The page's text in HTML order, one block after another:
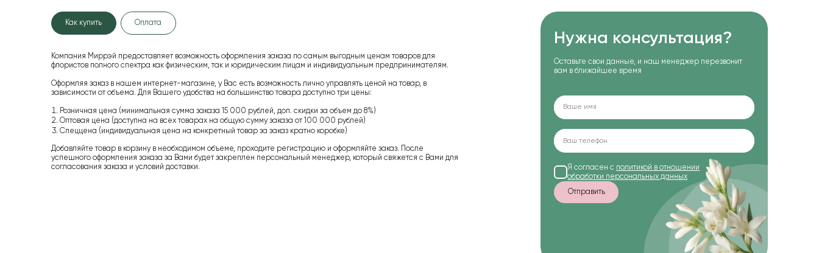
Как купить Оплата
Компания Миррэй предоставляет возможность оформления заказа по самым выгодным ценам товаров для
флористов полного спектра как физическим, так и юридическим лицам и индивидуальным предпринимателям.
Оформляя заказ в нашем интернет-магазине, у Вас есть возможность лично управлять ценой на товар, в
зависимости от объема. Для Вашего удобства на большинство товара доступно три цены:
Розничная цена (минимальная сумма заказа 15 000 рублей, доп. скидки за объем до 8%)
Оптовая цена (доступна на всех товарах на общую сумму заказа от 100 000 рублей)
Спеццена (индивидуальная цена на конкретный товар за заказ кратно коробке)
Добавляйте товар в корзину в необходимом объеме, проходите регистрацию и оформляйте заказ. После
успешного оформления заказа за Вами будет закреплен персональный менеджер, который свяжется с Вами для
согласования заказа и условий доставки.
Нужна консультация?
Оставьте свои данные, и наш менеджер перезвонит
вам в ближайшее время
Я согласен с политикой в отношении
обработки персональных данных
Отправить